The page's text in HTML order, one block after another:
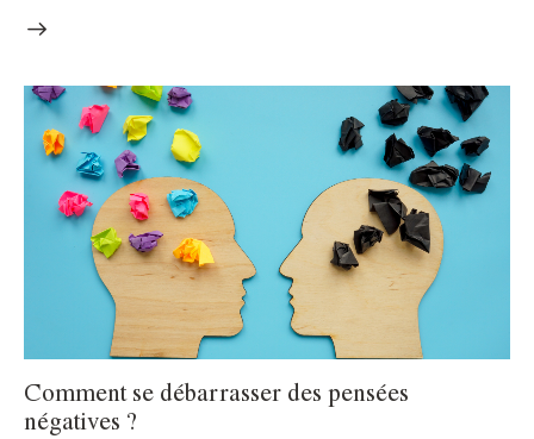
Comment se débarrasser des pensées
négatives ?